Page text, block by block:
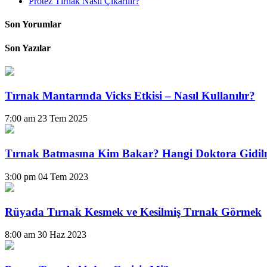
Son Yorumlar
Son Yazılar
Tırnak Mantarında Vicks Etkisi – Nasıl Kullanılır?
7:00 am 23 Tem 2025
Tırnak Batmasına Kim Bakar? Hangi Doktora
3:00 pm 04 Tem 2023
Rüyada Tırnak Kesmek ve Kesilmiş Tırnak Görmek
8:00 am 30 Haz 2023